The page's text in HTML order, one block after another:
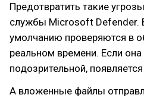
Предотвратить такие
службы Microsoft Defender.
умолчанию проверяются в
реальном времени. Если
подозрительной,
А вложенные файлы